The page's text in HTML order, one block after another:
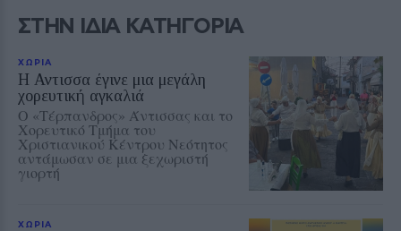
ΣΤΗΝ ΙΔΙΑ ΚΑΤΗΓΟΡΙΑ
ΧΩΡΙΑ
Η Αντισσα έγινε μια μεγάλη
χορευτική αγκαλιά
Ο «Τέρπανδρος» Άντισσας και το
Χορευτικό Τμήμα του
Χριστιανικού Κέντρου Νεότητος
αντάμωσαν σε μια ξεχωριστή
γιορτή
ΧΩΡΙΑ